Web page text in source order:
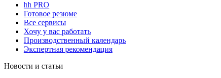
hh PRO
Готовое резюме
Все сервисы
Хочу у вас работать
Производственный календарь
Экспертная рекомендация
Новости и статьи